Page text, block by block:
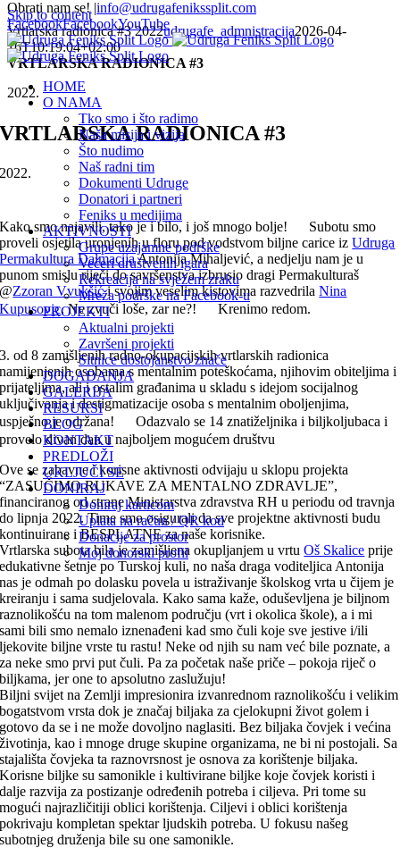
Skip to content
Obrati nam se! |info@udrugafenikssplit.com
FacebookFacebookYouTube
HOME
O NAMA
Tko smo i što radimo
Naša misija i vizija
Što nudimo
Naš radni tim
Dokumenti Udruge
Donatori i partneri
Feniks u medijima
AKTIVNOSTI
Grupe uzajamne podrške
Večeri društvenih igara
Rekreacija na svježem zraku
Mreža podrške na Facebook-u
PROJEKTI
Aktualni projekti
Završeni projekti
Sitnice dostojanstvo znače
DOGAĐANJA
GALERIJA
RESURSI
BLOG
KONTAKT
PREDLOŽI
UKLJUČI SE
DONIRAJ
Doniraj karticom
Uplata na račun / QR kod
Donacije za prostor
Moj donorski profil
Vrtlarska radionica #3 2022udrugafe_admnistracija2026-04-
16T10:19:04+02:00
VRTLARSKA RADIONICA #3
2022.
VRTLARSKA RADIONICA #3
2022.
Kako smo najavili, tako je i bilo, i još mnogo bolje!
Subotu smo
proveli osjetila uronjenih u floru pod vodstvom biljne carice izUdruga
Permakultura DalmacijaAntonija Mihaljević, a nedjelju nam je u
punom smislu riječi do savršenstva izbrusio dragi Permakulturaš
@Zzoran Vvukšići svojim veselim kistovima razvedrilaNina
Kupusovic. Ne zvuči loše, zar ne?! Krenimo redom.
3. od 8 zamišljenih radno-okupacijskih vrtlarskih radionica
namijenjenih osobama s mentalnim poteškoćama, njihovim obiteljima i
prijateljima, ali i ostalim građanima u skladu s idejom socijalnog
uključivanja i destigmatizacije osoba s mentalnim oboljenjima,
uspješno je održana!
Odazvalo se 14 znatiželjnika i biljkoljubaca i
provelo divan dan u najboljem mogućem društvu
Ove se zabavne i korisne aktivnosti odvijaju u sklopu projekta
“ZASUČIMO RUKAVE ZA MENTALNO ZDRAVLJE”,
financiranog od strane Ministarstva zdravstva RH u periodu od travnja
do lipnja 2022. Time smo osigurali da sve projektne aktivnosti budu
kontinuirane i BESPLATNE za naše korisnike.
Vrtlarska subota bila je zamišljena okupljanjem u vrtuOš Skalice prije
edukativne šetnje po Turskoj kuli, no naša draga voditeljica Antonija
nas je odmah po dolasku povela u istraživanje školskog vrta u čijem je
kreiranju i sama sudjelovala. Kako sama kaže, oduševljena je biljnom
raznolikošću na tom malenom području (vrt i okolica škole), a i mi
sami bili smo nemalo iznenađeni kad smo čuli koje sve jestive i/ili
ljekovite biljne vrste tu rastu! Neke od njih su nam već bile poznate, a
za neke smo prvi put čuli. Pa za početak naše priče – pokoja riječ o
biljkama, jer one to apsolutno zaslužuju!
Biljni svijet na Zemlji impresionira izvanrednom raznolikošću i velikim
bogatstvom vrsta dok je značaj biljaka za cjelokupni život golem i
gotovo da se i ne može dovoljno naglasiti. Bez biljaka čovjek i većina
životinja, kao i mnoge druge skupine organizama, ne bi ni postojali. Sa
stajališta čovjeka ta raznovrsnost je osnova za korištenje biljaka.
Korisne biljke su samonikle i kultivirane biljke koje čovjek koristi i
dalje razvija za postizanje određenih potreba i ciljeva. Pri tome su
mogući najrazličitiji oblici korištenja. Ciljevi i oblici korištenja
pokrivaju kompletan spektar ljudskih potreba. U fokusu našeg
subotnjeg druženja bile su one samonikle.